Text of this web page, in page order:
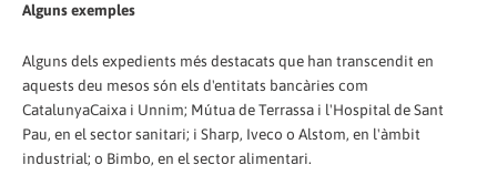
Alguns exemples
Alguns dels expedients més destacats que han transcendit en
aquests deu mesos són els d'entitats bancàries com
CatalunyaCaixa i Unnim; Mútua de Terrassa i l'Hospital de Sant
Pau, en el sector sanitari; i Sharp, Iveco o Alstom, en l'àmbit
industrial; o Bimbo, en el sector alimentari.